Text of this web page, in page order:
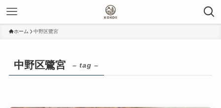
ホーム 中野区鷺宮
中野区鷺宮 – tag –